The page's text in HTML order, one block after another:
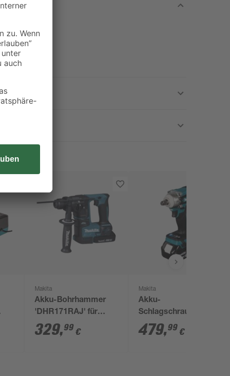
Makita
Akku-Bohrhammer
'DHR171RAJ' für
SDS-Plus, mit 2
Akkus, 18 V
329,99 €
Makita
Akku-
Schlagschrauber
'DTW300RTJ' 18 V
mit 2 Akkus,
479,99 €